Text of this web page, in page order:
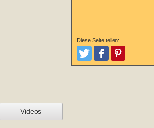
Diese Seite teilen:
TweetenPostenPinterest
Videos